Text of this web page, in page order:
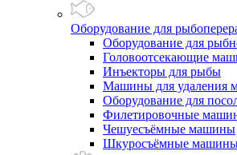
Оборудование для
Оборудование для
Головоотсекающие
Инъекторы для рыбы
Машины для удаления
Оборудование для
Филетировочные
Чешуесъёмные машины
Шкуросъёмные